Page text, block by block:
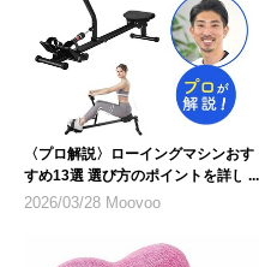
〈プロ解説〉ローイングマシンおす
すめ13選 選び方のポイントを詳し
く紹介
2026/03/28 Moovoo